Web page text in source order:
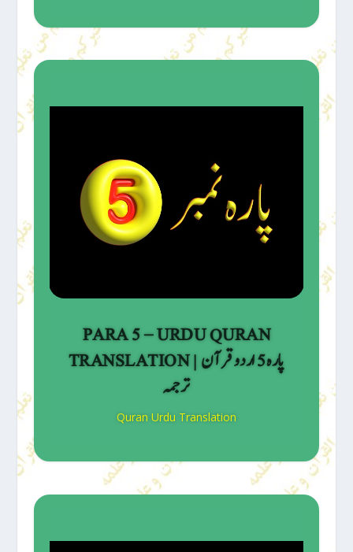
PARA 5 – URDU QURAN
TRANSLATION | پارہ 5 اردو قرآن
ترجمہ
Quran Urdu Translation